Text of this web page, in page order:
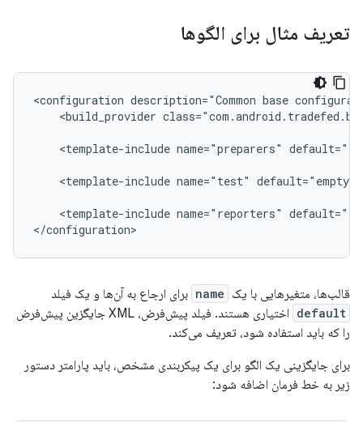
تعریف مثال برای الگوها
<configuration description="Common base
<build_provider
<template-include name="preparers"
<template-include name="test" default="empty"
<template-include name="reporters"
قالب‌ها، متغیرهایی با یک name برای ارجاع به آن‌ها و یک فیلد
default
اختیاری هستند. فیلد پیش‌فرض، XML جایگزین پیش‌فرض
را که باید استفاده شود، تعریف می‌کند.
برای جایگزینی یک الگو برای یک پیکربندی مشخص، باید پارامتر دستور
زیر به خط فرمان اضافه شود: